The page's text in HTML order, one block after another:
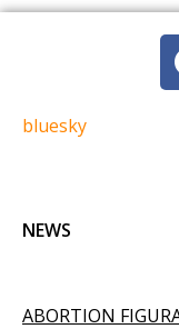
bluesky
NEWS
ABORTION